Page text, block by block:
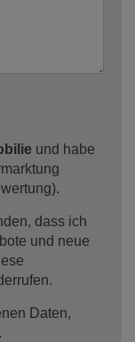
und habe
dass ich
und neue
Daten,